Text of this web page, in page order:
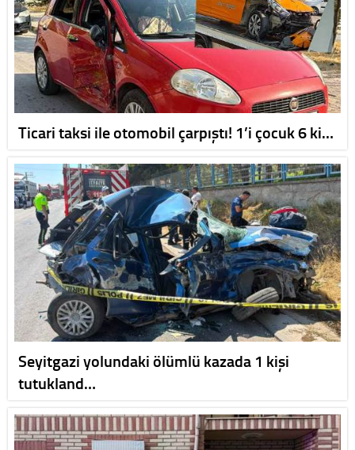
Ticari taksi ile otomobil çarpıştı! 1’i çocuk 6 ki…
Seyitgazi yolundaki ölümlü kazada 1 kişi
tutukland…